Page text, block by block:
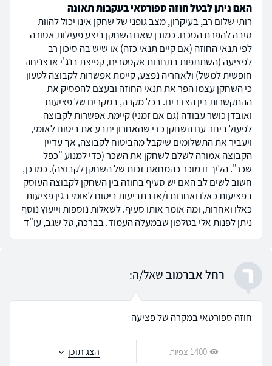
האם ניתן לבטל חוזה ספורטאי בעקבות תאונה
רותי שלום רב, בעיקרון, מצב גופני של שחקן אינו יכול להוות
סיבה להפרת הסכם. כמובן שאם השחקן ביצע פעילות אסורה
לפי תנאי החוזה (אם קיים תנאי כזה) או שיש בה סיכון רב
לפציעה (השתתפות בתחרות אקסטרים, קפיצת בנג'י או צניחה
חופשית למשל) ולאחריה נפצע, קיימת אפשרות לקבוצה לטעון
כי השחקן עצמו הפר את תנאי החוזה ובעצם להפסיק את
ההתקשרות בין הצדדים. בכל מקרה, במקרים של פציעות
ואובדן כושר עבודה (גם אם זמני) קיימת אפשרות לקבוצה
לפעול ביחד עם השחקן כדי שהאחרון יתבע את ביטוח לאומי,
ויעביר את התשלומים שיקבל מהביטוח לקבוצה, אך עדיין
הקבוצה אמורה לשלם לשחקן את השכר (כדי למנוע "כפל
שכר". הליך זו מוכר כהמחאת זכות של השחקן לקבוצה). כמו כן,
חשוב לשים לב האם יש סעיף בחוזה בין השחקן לקבוצה העוסק
בפציעות כאלו ואחרות ו/או בתביעות ביטוח לאומי בגין פציעות
כאלו ואחרות, ומה אומר אותו סעיף. לשאלות נוספות וייעוץ נוסף
ניתן לפנות אלי בטלפון שבמעלה העמוד. בברכה, טל שגב, עו"ד
ר רחל אברמוב שאל/ה:
חוזה ספורטאי במקרה של פציעה
1400 צפיות הצג תוכן